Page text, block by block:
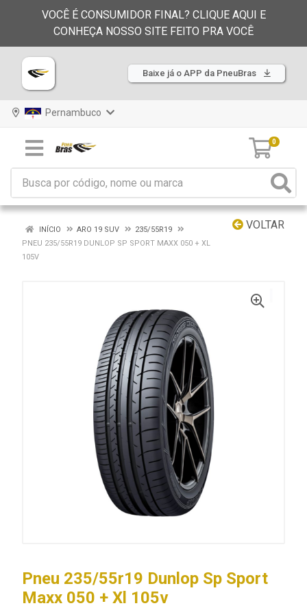
VOCÊ É CONSUMIDOR FINAL? CLIQUE AQUI E
CONHEÇA NOSSO SITE FEITO PRA VOCÊ
Baixe já o APP da PneuBras
Pernambuco
0
VOLTAR
INÍCIO ARO 19 SUV
235/55R19
PNEU 235/55R19 DUNLOP SP SPORT MAXX 050 + XL
105V
Pneu 235/55r19 Dunlop Sp Sport
Maxx 050 + Xl 105v